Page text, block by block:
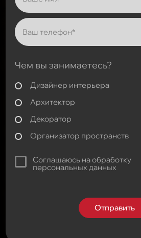
Чем вы занимаетесь?
Дизайнер интерьера
Архитектор
Декоратор
Организатор пространств
Соглашаюсь на обработку
персональных данных
Отправить